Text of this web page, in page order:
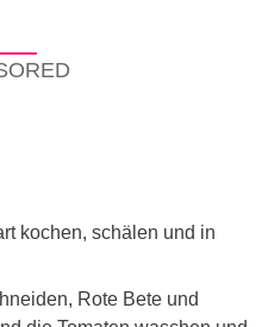
kochen, schälen und in
Rote Bete und